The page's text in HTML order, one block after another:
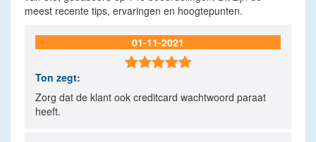
meest recente tips, ervaringen en hoogtepunten.
01-11-2021

Ton zegt:
Zorg dat de klant ook creditcard wachtwoord paraat
heeft.